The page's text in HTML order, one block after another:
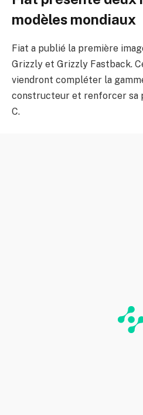
modèles mondiaux
Fiat a publié la première
Grizzly et Grizzly Fastback.
viendront compléter la
constructeur et renforcer sa
C.